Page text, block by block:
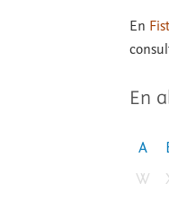
En
En
A
W